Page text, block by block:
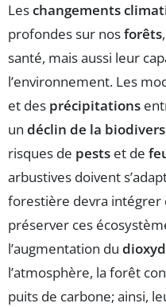
Leschangements
profondes sur nosforêts
santé, mais aussi leur
l’environnement. Les
et des précipitations
un déclin de la
risques de pests et de
arbustives doivent
forestière devra intégrer
préserver ces
l’augmentation du
l’atmosphère, la forêt
puits de carbone; ainsi,